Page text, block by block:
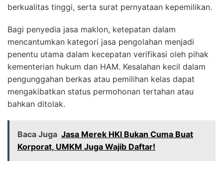
berkualitas tinggi, serta surat pernyataan kepemilikan.
Bagi penyedia jasa maklon, ketepatan dalam
mencantumkan kategori jasa pengolahan menjadi
penentu utama dalam kecepatan verifikasi oleh pihak
kementerian hukum dan HAM. Kesalahan kecil dalam
pengunggahan berkas atau pemilihan kelas dapat
mengakibatkan status permohonan tertahan atau
bahkan ditolak.
Baca Juga Jasa Merek HKI Bukan Cuma Buat
Korporat, UMKM Juga Wajib Daftar!